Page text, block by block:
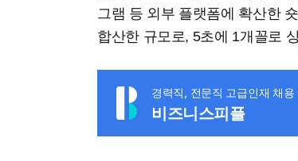
그램 등 외부 플랫폼에 확산한
합산한 규모로, 5초에 1개꼴로
경력직, 전문직 고급인재 채용
비즈니스피플